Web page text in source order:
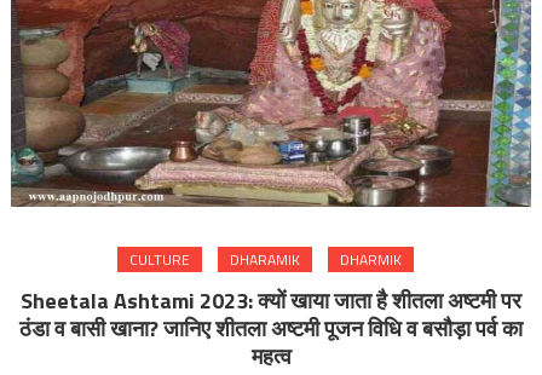
CULTURE DHARAMIK DHARMIK
Sheetala Ashtami 2023: क्यों खाया जाता है शीतला अष्टमी पर
ठंडा व बासी खाना? जानिए शीतला अष्टमी पूजन विधि व बसौड़ा पर्व का
महत्व